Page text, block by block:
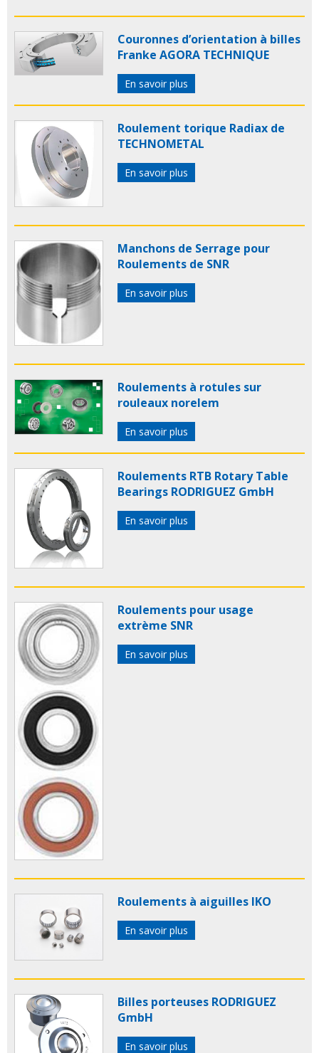
Couronnes d’orientation à billes
Franke AGORA TECHNIQUE
En savoir plus
Roulement torique Radiax de
TECHNOMETAL
En savoir plus
Manchons de Serrage pour
Roulements de SNR
En savoir plus
Roulements à rotules sur
rouleaux norelem
En savoir plus
Roulements RTB Rotary Table
Bearings RODRIGUEZ GmbH
En savoir plus
Roulements pour usage
extrème SNR
En savoir plus
Roulements à aiguilles IKO
En savoir plus
Billes porteuses RODRIGUEZ
GmbH
En savoir plus